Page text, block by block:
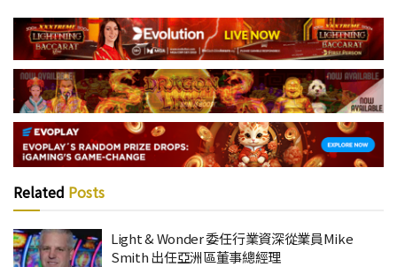
Related Posts
Light & Wonder 委任行業資深從業員Mike
Smith 出任亞洲區董事總經理